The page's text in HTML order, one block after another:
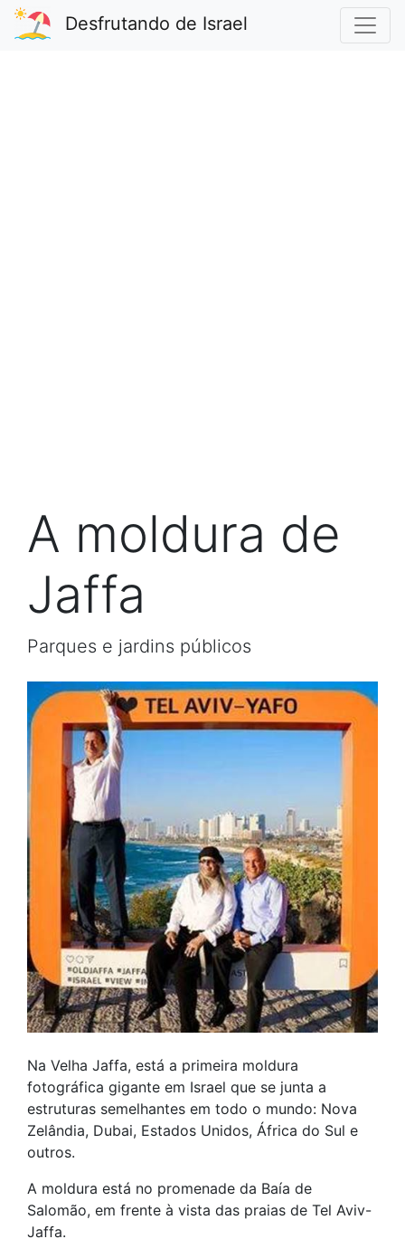
Desfrutando de Israel
A moldura de
Jaffa
Parques e jardins públicos
Na Velha Jaffa, está a primeira moldura
fotográfica gigante em Israel que se junta a
estruturas semelhantes em todo o mundo: Nova
Zelândia, Dubai, Estados Unidos, África do Sul e
outros.
A moldura está no promenade da Baía de
Salomão, em frente à vista das praias de Tel Aviv-
Jaffa.